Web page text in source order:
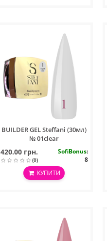
BUILDER GEL Steffani (30мл)
№ 01clear
420.00 грн.
(0)
SofiBonus:
8
КУПИТИ